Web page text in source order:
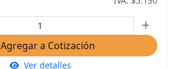
Agregar a Cotización
Ver detalles